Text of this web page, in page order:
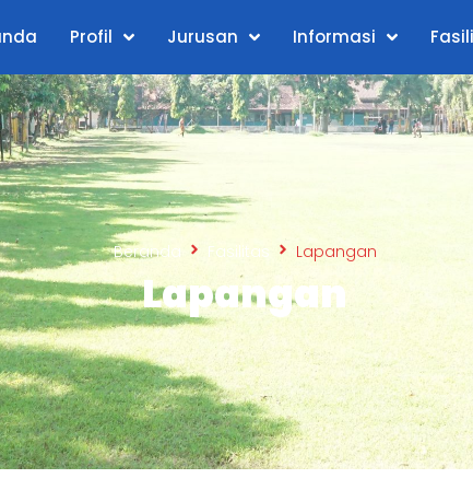
Profil Jurusan Informasi
Beranda Fasilitas Lapangan
Lapangan